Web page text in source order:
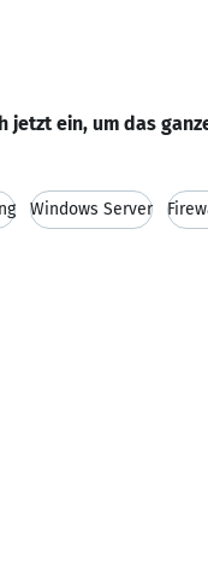
jetzt ein, um das
Windows Server